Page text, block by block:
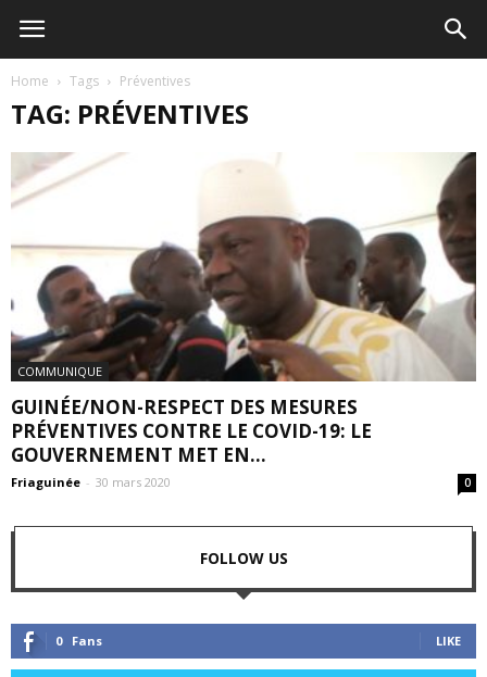
Home Tags Préventives
TAG: PRÉVENTIVES
COMMUNIQUE
GUINÉE/NON-RESPECT DES MESURES
PRÉVENTIVES CONTRE LE COVID-19: LE
GOUVERNEMENT MET EN...
Friaguinée - 30 mars 2020 0
FOLLOW US
0 Fans LIKE